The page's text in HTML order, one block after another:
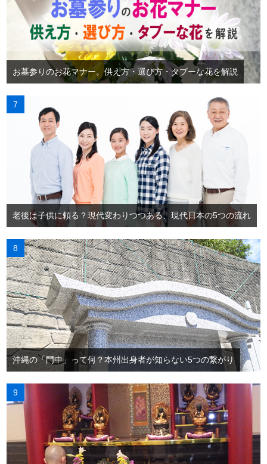
お墓参りのお花マナー。供え方・選び方・タブーな花を解説
老後は子供に頼る？現代変わりつつある、現代日本の5つの流れ
沖縄の「門中」って何？本州出身者が知らない5つの繋がり